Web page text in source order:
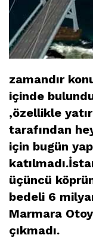
zamandır
içinde
,özellikle
tarafından
için bugün
katılmadı.
üçüncü
bedeli 6
Marmara
çıkmadı.